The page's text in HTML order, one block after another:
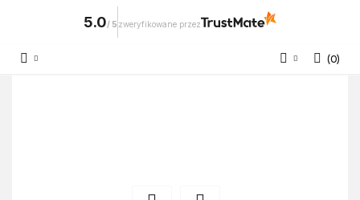
5.0/ 5 zweryfikowane przez
(0)